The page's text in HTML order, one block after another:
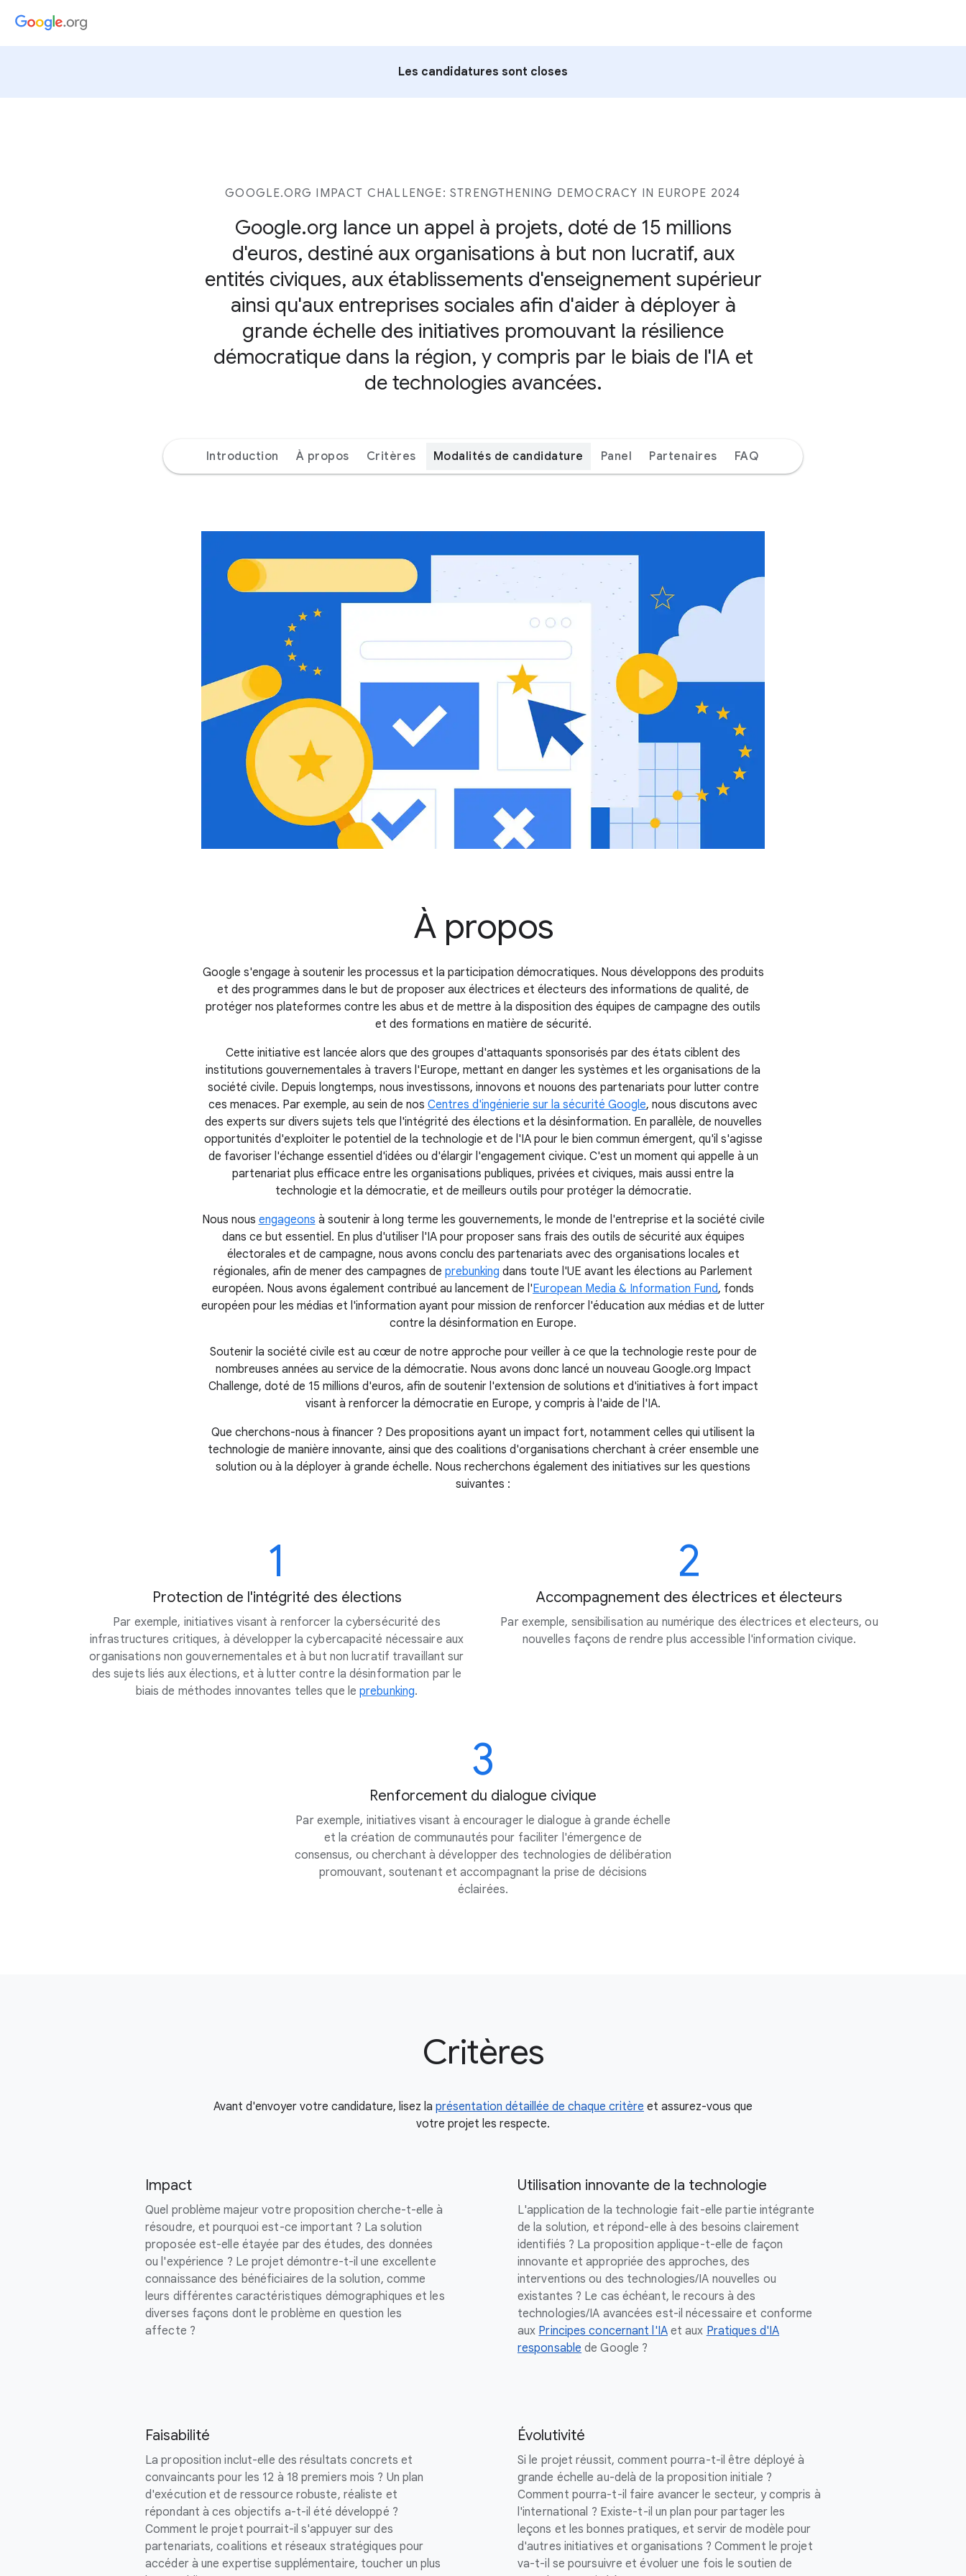
Les candidatures sont closes
GOOGLE.ORG IMPACT CHALLENGE: STRENGTHENING DEMOCRACY IN EUROPE 2024
Google.org lance un appel à projets, doté de 15 millions
d'euros, destiné aux organisations à but non lucratif, aux
entités civiques, aux établissements d'enseignement supérieur
ainsi qu'aux entreprises sociales afin d'aider à déployer à
grande échelle des initiatives promouvant la résilience
démocratique dans la région, y compris par le biais de l'IA et
de technologies avancées.
Introduction À propos Critères Modalités de candidature Panel Partenaires FAQ
À propos
Google s'engage à soutenir les processus et la participation démocratiques. Nous développons des produits
et des programmes dans le but de proposer aux électrices et électeurs des informations de qualité, de
protéger nos plateformes contre les abus et de mettre à la disposition des équipes de campagne des outils
et des formations en matière de sécurité.
Cette initiative est lancée alors que des groupes d'attaquants sponsorisés par des états ciblent des
institutions gouvernementales à travers l'Europe, mettant en danger les systèmes et les organisations de la
société civile. Depuis longtemps, nous investissons, innovons et nouons des partenariats pour lutter contre
ces menaces. Par exemple, au sein de nos Centres d'ingénierie sur la sécurité Google, nous discutons avec
des experts sur divers sujets tels que l'intégrité des élections et la désinformation. En parallèle, de nouvelles
opportunités d'exploiter le potentiel de la technologie et de l'IA pour le bien commun émergent, qu'il s'agisse
de favoriser l'échange essentiel d'idées ou d'élargir l'engagement civique. C'est un moment qui appelle à un
partenariat plus efficace entre les organisations publiques, privées et civiques, mais aussi entre la
technologie et la démocratie, et de meilleurs outils pour protéger la démocratie.
Nous nous engageons à soutenir à long terme les gouvernements, le monde de l'entreprise et la société civile
dans ce but essentiel. En plus d'utiliser l'IA pour proposer sans frais des outils de sécurité aux équipes
électorales et de campagne, nous avons conclu des partenariats avec des organisations locales et
régionales, afin de mener des campagnes de prebunking dans toute l'UE avant les élections au Parlement
européen. Nous avons également contribué au lancement de l'European Media & Information Fund, fonds
européen pour les médias et l'information ayant pour mission de renforcer l'éducation aux médias et de lutter
contre la désinformation en Europe.
Soutenir la société civile est au cœur de notre approche pour veiller à ce que la technologie reste pour de
nombreuses années au service de la démocratie. Nous avons donc lancé un nouveau Google.org Impact
Challenge, doté de 15 millions d'euros, afin de soutenir l'extension de solutions et d'initiatives à fort impact
visant à renforcer la démocratie en Europe, y compris à l'aide de l'IA.
Que cherchons-nous à financer ? Des propositions ayant un impact fort, notamment celles qui utilisent la
technologie de manière innovante, ainsi que des coalitions d'organisations cherchant à créer ensemble une
solution ou à la déployer à grande échelle. Nous recherchons également des initiatives sur les questions
suivantes :
1
Protection de l'intégrité des élections
Par exemple, initiatives visant à renforcer la cybersécurité des
infrastructures critiques, à développer la cybercapacité nécessaire aux
organisations non gouvernementales et à but non lucratif travaillant sur
des sujets liés aux élections, et à lutter contre la désinformation par le
biais de méthodes innovantes telles que leprebunking.
2
Accompagnement des électrices et électeurs
Par exemple, sensibilisation au numérique des électrices et electeurs, ou
nouvelles façons de rendre plus accessible l'information civique.
3
Renforcement du dialogue civique
Par exemple, initiatives visant à encourager le dialogue à grande échelle
et la création de communautés pour faciliter l'émergence de
consensus, ou cherchant à développer des technologies de délibération
promouvant, soutenant et accompagnant la prise de décisions
éclairées.
Critères
Avant d'envoyer votre candidature, lisez la présentation détaillée de chaque critère et assurez-vous que
votre projet les respecte.
Impact
Quel problème majeur votre proposition cherche-t-elle à
résoudre, et pourquoi est-ce important ? La solution
proposée est-elle étayée par des études, des données
ou l'expérience ? Le projet démontre-t-il une excellente
connaissance des bénéficiaires de la solution, comme
leurs différentes caractéristiques démographiques et les
diverses façons dont le problème en question les
affecte ?
Utilisation innovante de la technologie
L'application de la technologie fait-elle partie intégrante
de la solution, et répond-elle à des besoins clairement
identifiés ? La proposition applique-t-elle de façon
innovante et appropriée des approches, des
interventions ou des technologies/IA nouvelles ou
existantes ? Le cas échéant, le recours à des
technologies/IA avancées est-il nécessaire et conforme
aux Principes concernant l'IAet aux Pratiques d'IA
responsable de Google ?
Faisabilité
La proposition inclut-elle des résultats concrets et
convaincants pour les 12 à 18 premiers mois ? Un plan
d'exécution et de ressource robuste, réaliste et
répondant à ces objectifs a-t-il été développé ?
Comment le projet pourrait-il s'appuyer sur des
partenariats, coalitions et réseaux stratégiques pour
accéder à une expertise supplémentaire, toucher un plus
Évolutivité
Si le projet réussit, comment pourra-t-il être déployé à
grande échelle au-delà de la proposition initiale ?
Comment pourra-t-il faire avancer le secteur, y compris à
l'international ? Existe-t-il un plan pour partager les
leçons et les bonnes pratiques, et servir de modèle pour
d'autres initiatives et organisations ? Comment le projet
va-t-il se poursuivre et évoluer une fois le soutien de